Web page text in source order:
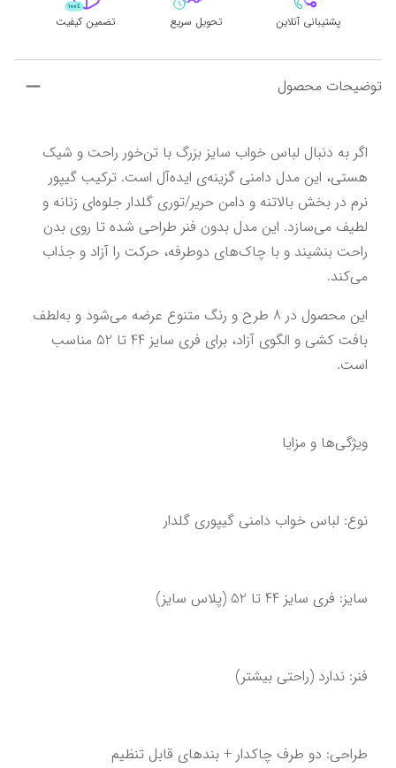
پشتیبانی آنلاین تحویل سریع تضمین کیفیت
توضیحات محصول
می‌کند.
است.
ویژگی‌ها و مزایا
نوع: لباس خواب دامنی گیپوری گلدار
سایز: فری سایز 44 تا 52 (پلاس سایز)
فنر: ندارد (راحتی بیشتر)
طراحی: دو طرف چاکدار + بندهای قابل تنظیم